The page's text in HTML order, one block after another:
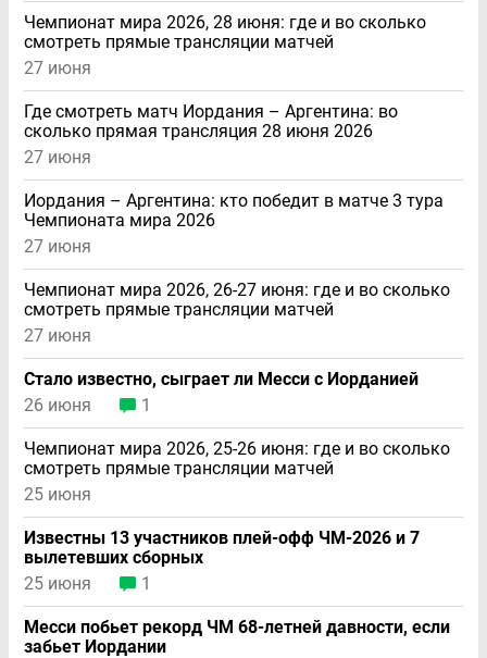
Чемпионат мира 2026, 28 июня: где и во сколько
смотреть прямые трансляции матчей
27 июня
Где смотреть матч Иордания – Аргентина: во
сколько прямая трансляция 28 июня 2026
27 июня
Иордания – Аргентина: кто победит в матче 3 тура
Чемпионата мира 2026
27 июня
Чемпионат мира 2026, 26-27 июня: где и во сколько
смотреть прямые трансляции матчей
27 июня
Стало известно, сыграет ли Месси с Иорданией
26 июня
1
Чемпионат мира 2026, 25-26 июня: где и во сколько
смотреть прямые трансляции матчей
25 июня
Известны 13 участников плей-офф ЧМ-2026 и 7
вылетевших сборных
25 июня
1
Месси побьет рекорд ЧМ 68-летней давности, если
забьет Иордании